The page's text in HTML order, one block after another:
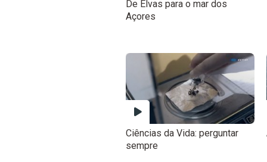
De Elvas para o mar dos
Açores
Ciências da Vida: perguntar
sempre